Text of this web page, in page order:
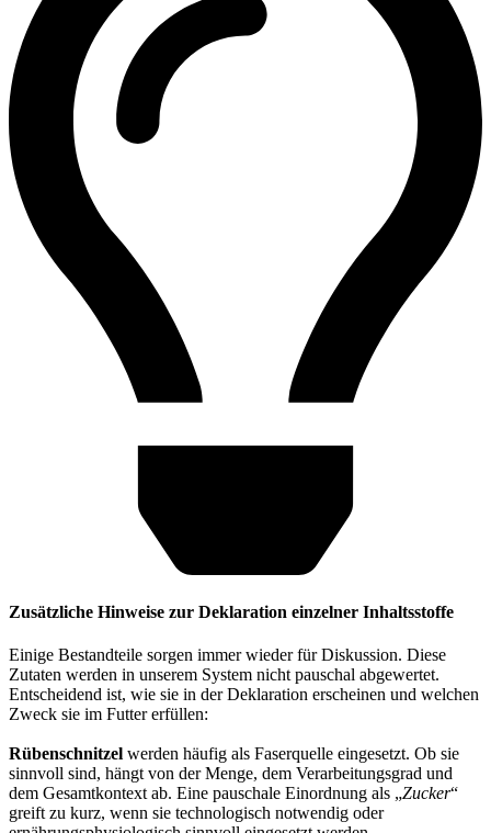
Zusätzliche Hinweise zur Deklaration einzelner Inhaltsstoffe
Einige Bestandteile sorgen immer wieder für Diskussion. Diese
Zutaten werden in unserem System nicht pauschal abgewertet.
Entscheidend ist, wie sie in der Deklaration erscheinen und welchen
Zweck sie im Futter erfüllen:
Rübenschnitzel werden häufig als Faserquelle eingesetzt. Ob sie
sinnvoll sind, hängt von der Menge, dem Verarbeitungsgrad und
dem Gesamtkontext ab. Eine pauschale Einordnung als „Zucker“
greift zu kurz, wenn sie technologisch notwendig oder